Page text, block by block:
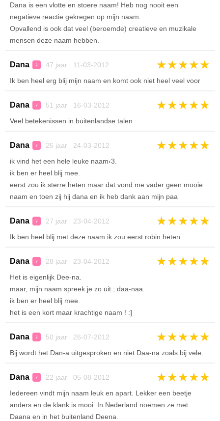
Dana is een vlotte en stoere naam! Heb nog nooit een
negatieve reactie gekregen op mijn naam.
Opvallend is ook dat veel (beroemde) creatieve en muzikale
mensen deze naam hebben.
Dana ♀ 47 jaar 11-03-2012 ★★★★★
Ik ben heel erg blij mijn naam en komt ook niet heel veel voor
Dana ♀ 51 jaar 16-03-2012 ★★★★★
Veel betekenissen in buitenlandse talen
Dana ♀ 25 jaar 24-03-2012 ★★★★★
ik vind het een hele leuke naam‹3.
ik ben er heel blij mee.
eerst zou ik sterre heten maar dat vond me vader geen mooie
naam en toen zij hij dana en ik heb dank aan mijn paa
Dana ♀ 27 jaar 23-04-2012 ★★★★★
Ik ben heel blij met deze naam ik zou eerst robin heten
Dana ♀ 28 jaar 23-04-2012 ★★★★★
Het is eigenlijk Dee-na.
maar, mijn naam spreek je zo uit ; daa-naa.
ik ben er heel blij mee.
het is een kort maar krachtige naam ! :]
Dana ♀ 50 jaar 26-07-2012 ★★★★★
Bij wordt het Dan-a uitgesproken en niet Daa-na zoals bij vele.
Dana ♀ 22 jaar 05-08-2012 ★★★★★
Iedereen vindt mijn naam leuk en apart. Lekker een beetje
anders en de klank is mooi. In Nederland noemen ze met
Daana en in het buitenland Deena.